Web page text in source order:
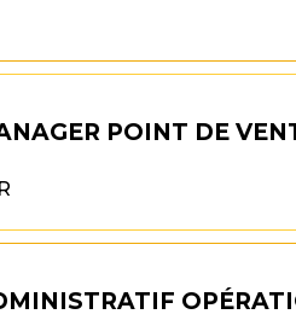
POINT DE